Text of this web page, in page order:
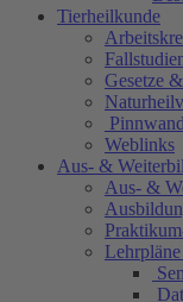
Tierheilkunde
Gesetze
Pinnwand
Weblinks
Aus- &
Aus- &